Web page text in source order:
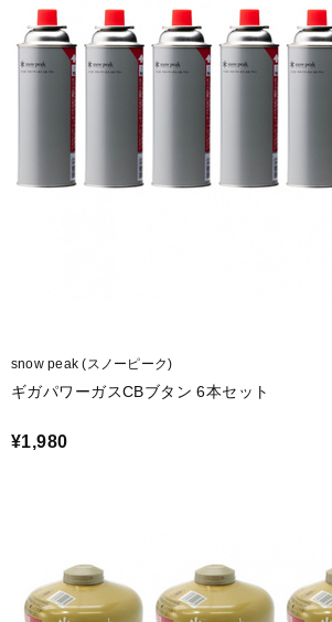
snow peak (スノーピーク)
ギガパワーガスCBブタン 6本セット
¥1,980